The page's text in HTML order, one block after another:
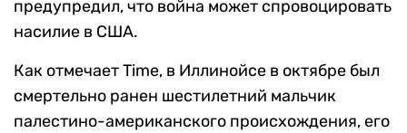
предупредил, что война может спровоцировать
насилие в США.
Как отмечает Time, в Иллинойсе в октябре был
смертельно ранен шестилетний мальчик
палестино-американского происхождения, его